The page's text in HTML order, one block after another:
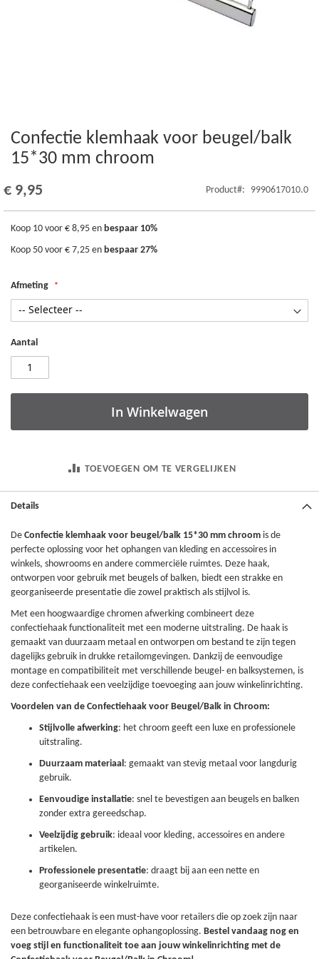
Ga
naar
het
van
gallerij
Confectie klemhaak voor beugel/balk
15*30 mm chroom
€ 9,95 Product 9990617010.0
Koop 10 voor € 8,95 en bespaar 10%
Koop 50 voor € 7,25 en bespaar 27%
Afmeting
Aantal
In Winkelwagen
TOEVOEGEN OM TE VERGELIJKEN
Details
De Confectie klemhaak voor beugel/balk 15*30 mm chroom is de
perfecte oplossing voor het ophangen van kleding en accessoires in
winkels, showrooms en andere commerciële ruimtes. Deze haak,
ontworpen voor gebruik met beugels of balken, biedt een strakke en
georganiseerde presentatie die zowel praktisch als stijlvol is.
Met een hoogwaardige chromen afwerking combineert deze
confectiehaak functionaliteit met een moderne uitstraling. De haak is
gemaakt van duurzaam metaal en ontworpen om bestand te zijn tegen
dagelijks gebruik in drukke retailomgevingen. Dankzij de eenvoudige
montage en compatibiliteit met verschillende beugel- en balksystemen, is
deze confectiehaak een veelzijdige toevoeging aan jouw winkelinrichting.
Voordelen van de Confectiehaak voor Beugel/Balk in Chroom:
Stijlvolle afwerking: het chroom geeft een luxe en professionele
uitstraling.
Duurzaam materiaal : gemaakt van stevig metaal voor langdurig
gebruik.
Eenvoudige installatie: snel te bevestigen aan beugels en balken
zonder extra gereedschap.
Veelzijdig gebruik: ideaal voor kleding, accessoires en andere
artikelen.
Professionele presentatie: draagt bij aan een nette en
georganiseerde winkelruimte.
Deze confectiehaak is een must-have voor retailers die op zoek zijn naar
een betrouwbare en elegante ophangoplossing. Bestel vandaag nog en
voeg stijl en functionaliteit toe aan jouw winkelinrichting met de